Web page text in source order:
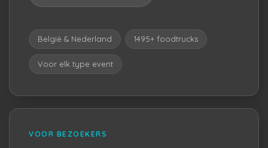
België & Nederland 1495+ foodtrucks
Voor elk type event
VOOR BEZOEKERS